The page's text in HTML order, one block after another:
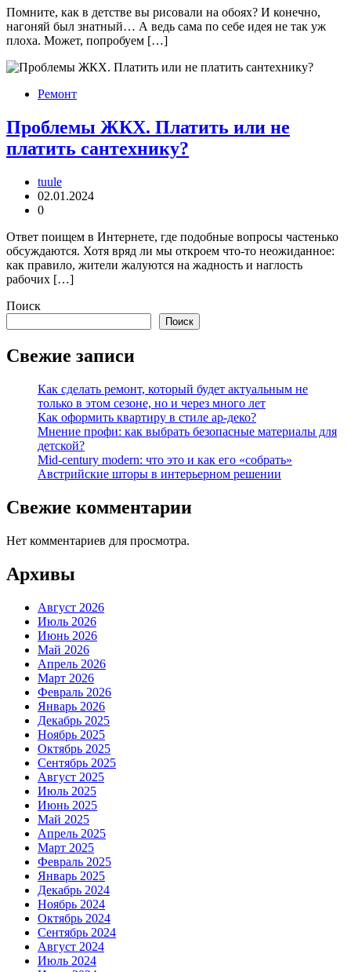
Помните, как в детстве вы рисовали на обоях? И конечно,
нагоняй был знатный… А ведь сама по себе идея не так уж
плоха. Может, попробуем […]
Ремонт
Проблемы ЖКХ. Платить или не
платить сантехнику?
tuule
02.01.2024
0
Ответ поищем в Интернете, где подобные вопросы частенько
обсуждаются. Хотя вряд ли мы откроем что-то неожиданное:
как правило, жители жалуются на жадность и наглость
рабочих […]
Поиск
Поиск
Свежие записи
Как сделать ремонт, который будет актуальным не
только в этом сезоне, но и через много лет
Как оформить квартиру в стиле ар-деко?
Мнение профи: как выбрать безопасные материалы для
детской?
Mid-century modern: что это и как его «собрать»
Австрийские шторы в интерьерном решении
Свежие комментарии
Нет комментариев для просмотра.
Архивы
Август 2026
Июль 2026
Июнь 2026
Май 2026
Апрель 2026
Март 2026
Февраль 2026
Январь 2026
Декабрь 2025
Ноябрь 2025
Октябрь 2025
Сентябрь 2025
Август 2025
Июль 2025
Июнь 2025
Май 2025
Апрель 2025
Март 2025
Февраль 2025
Январь 2025
Декабрь 2024
Ноябрь 2024
Октябрь 2024
Сентябрь 2024
Август 2024
Июль 2024